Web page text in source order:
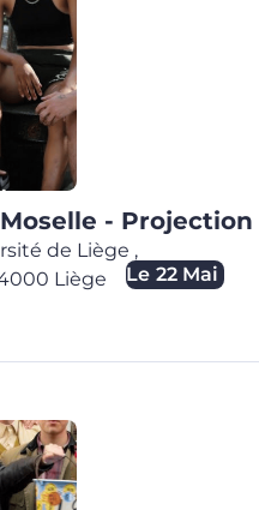
- Projection
Le 22 Mai
de Liège ,
Liège